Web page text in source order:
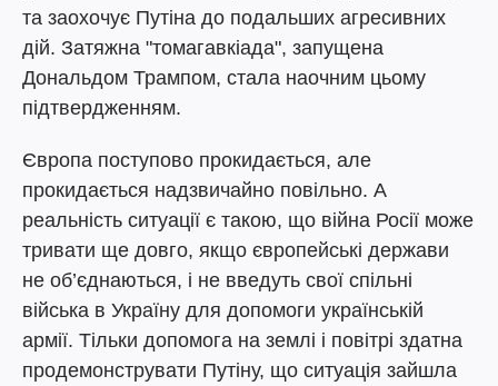
та заохочує Путіна до подальших агресивних
дій. Затяжна "томагавкіада", запущена
Дональдом Трампом, стала наочним цьому
підтвердженням.
Європа поступово прокидається, але
прокидається надзвичайно повільно. А
реальність ситуації є такою, що війна Росії може
тривати ще довго, якщо європейські держави
не об’єднаються, і не введуть свої спільні
війська в Україну для допомоги українській
армії. Тільки допомога на землі і повітрі здатна
продемонструвати Путіну, що ситуація зайшла